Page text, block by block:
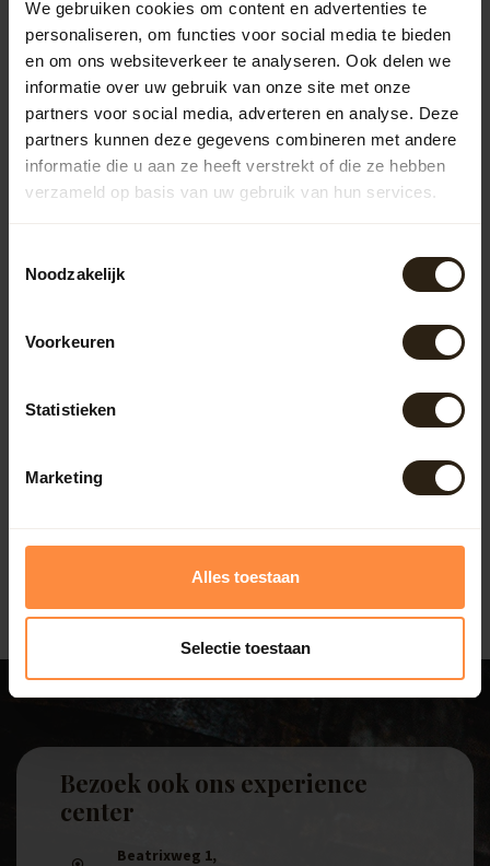
We gebruiken cookies om content en advertenties te
personaliseren, om functies voor social media te bieden
en om ons websiteverkeer te analyseren. Ook delen we
informatie over uw gebruik van onze site met onze
partners voor social media, adverteren en analyse. Deze
partners kunnen deze gegevens combineren met andere
informatie die u aan ze heeft verstrekt of die ze hebben
verzameld op basis van uw gebruik van hun services.
Noodzakelijk
Voorkeuren
Statistieken
Marketing
Alles toestaan
Selectie toestaan
Houten regentonnen
De houten regentonnen van Barrel Atelier zijn vervaardigd
uit gerecyclede wijn-, whisky- of portvaten. Deze tonnen
combineren duurzaamheid met een robuuste uitstraling
en voegen een uniek element toe aan je tuin. Dankzij de
hoogwaardige afwerking zijn ze niet alleen functioneel,
maar ook een stijlvolle toevoeging aan je buitenruimte.
van een moderne en industriële stijl. Ze zijn bestand tegen
diverse weersomstandigheden en hebben een lange
zowel klassieke als eigentijdse tuinen in Someren niet
Regentonnen met pomp of kraan
Voor extra gebruiksgemak bieden wij regentonnen met
een gieter vullen of je tuin besproeien. Dit maakt het
bewateren van je planten efficiënter en bespaart tijd,
regenwater.
Bezoek ook ons experience
center
Beatrixweg 1,